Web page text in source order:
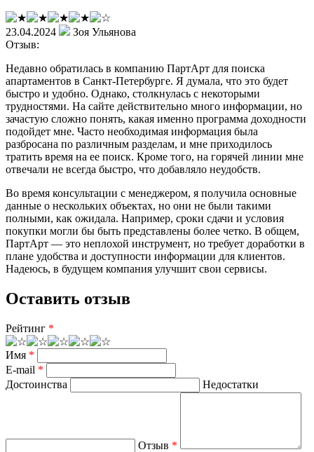
23.04.2024
Зоя Ульянова
Отзыв:
Недавно обратилась в компанию ПартАрт для поиска
апартаментов в Санкт-Петербурге. Я думала, что это будет
быстро и удобно. Однако, столкнулась с некоторыми
трудностями. На сайте действительно много информации, но
зачастую сложно понять, какая именно программа доходности
подойдет мне. Часто необходимая информация была
разбросана по различным разделам, и мне приходилось
тратить время на ее поиск. Кроме того, на горячей линии мне
отвечали не всегда быстро, что добавляло неудобств.
Во время консультации с менеджером, я получила основные
данные о нескольких объектах, но они не были такими
полными, как ожидала. Например, сроки сдачи и условия
покупки могли бы быть представлены более четко. В общем,
ПартАрт — это неплохой инструмент, но требует доработки в
плане удобства и доступности информации для клиентов.
Надеюсь, в будущем компания улучшит свои сервисы.
Оставить отзыв
Рейтинг *
Имя *
E-mail *
Достоинства
Недостатки
Отзыв *